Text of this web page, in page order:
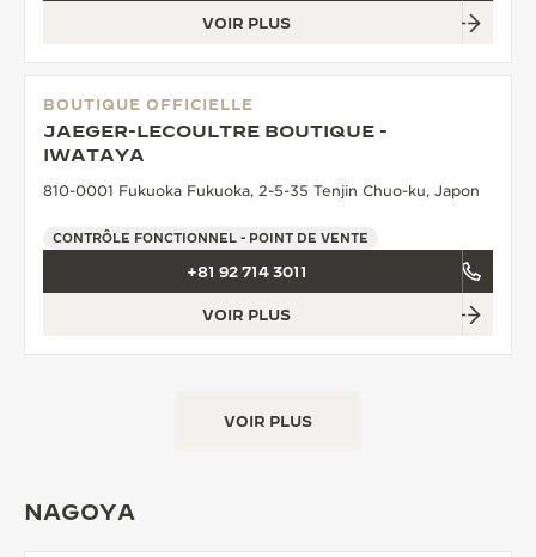
L’ODYSSÉE SIDÉRALE
LE PIONNIER DE LA PRÉCISION
VOIR LES ÉVÉNEMENTS
VOIR PLUS
BOUTIQUE OFFICIELLE
JAEGER-LECOULTRE BOUTIQUE -
IWATAYA
810-0001 Fukuoka Fukuoka, 2-5-35 Tenjin Chuo-ku, Japon
CONTRÔLE FONCTIONNEL - POINT DE VENTE
+81 92 714 3011
VOIR PLUS
VOIR PLUS
NAGOYA